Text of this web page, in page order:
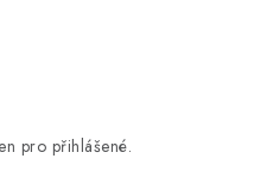
pro přihlášené.